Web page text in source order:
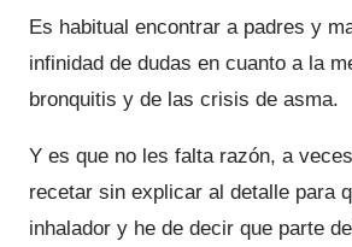
Es habitual encontrar a padres y
infinidad de dudas en cuanto a la
bronquitis y de las crisis de asma.
Y es que no les falta razón, a
recetar sin explicar al detalle para
inhalador y he de decir que parte